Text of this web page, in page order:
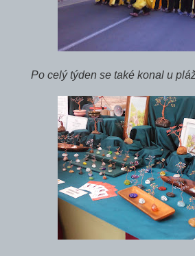
Po celý týden se také konal u